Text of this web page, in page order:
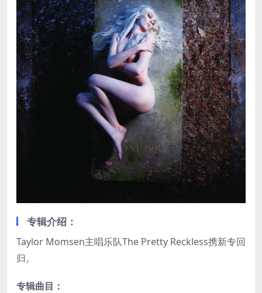
专辑介绍：
Taylor Momsen主唱乐队The Pretty Reckless携新专回
归。
专辑曲目：